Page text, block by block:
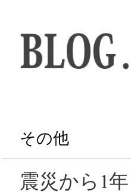
その他
震災から1年